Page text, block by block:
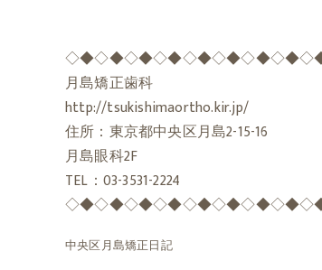
月島矯正歯科
http://tsukishimaortho.kir.jp/
住所：東京都中央区月島2-15-16
月島眼科2F
TEL：03-3531-2224
中央区月島矯正日記